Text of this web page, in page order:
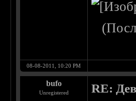
08-08-2011, 10:20 PM
bufo
Unregistered RE: